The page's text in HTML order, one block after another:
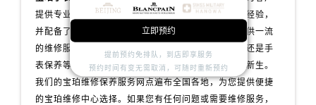
提供专业的维修和保养服务。我们的技师拥有丰富的经验，
并配备了先进的维修设备，以确保为您的宝珀手表提供一流
的维修服务，无论是手表维修、配件更换、故障诊断还是手
表保养等服务，我们都会用心对待，让您的手表焕发新生。
我们的宝珀维修保养服务网点遍布全国各地，为您提供便捷
的宝珀维修中心选择。如果您有任何问题或需要维修服务，
立即预约
提前预约免排队，到店即享服务
预约时间有变无需取消，可随时重新预约